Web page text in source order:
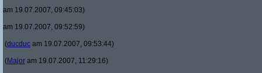
am 19.07.2007, 09:45:03)
am 19.07.2007, 09:52:59)
(ducduc am 19.07.2007, 09:53:44)
(Major am 19.07.2007, 11:29:16)